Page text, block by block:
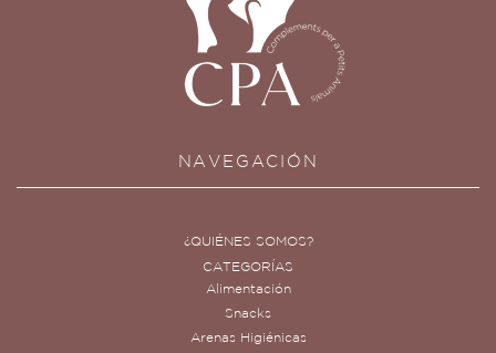
NAVEGACIÓN
¿QUIÉNES SOMOS?
CATEGORÍAS
Alimentación
Snacks
Arenas Higiénicas